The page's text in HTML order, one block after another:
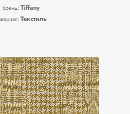
Бренд: Tiffany
Текстиль